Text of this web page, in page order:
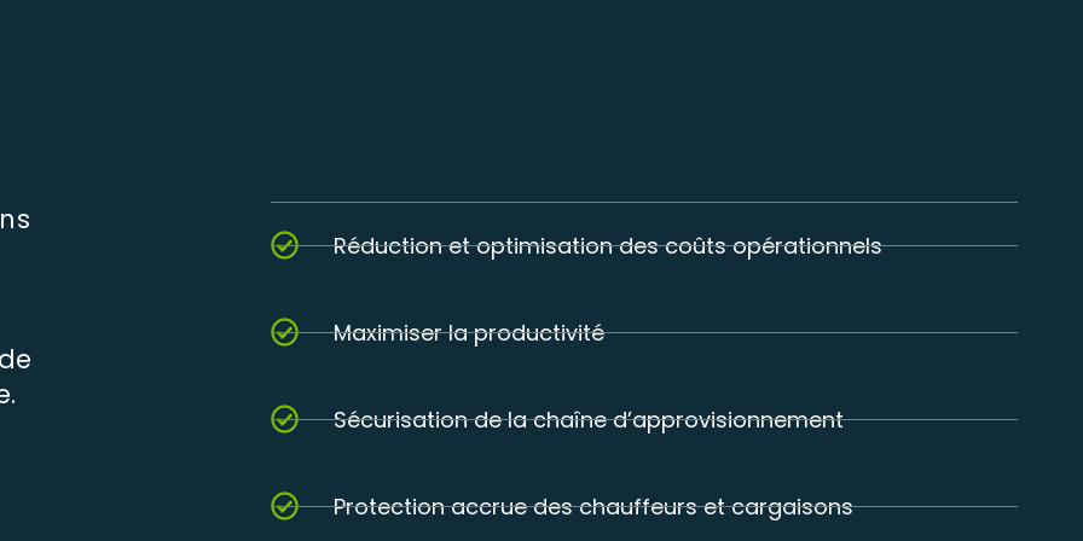
Réduction et optimisation des coûts opérationnels
Maximiser la productivité
Sécurisation de la chaîne d’approvisionnement
Protection accrue des chauffeurs et cargaisons